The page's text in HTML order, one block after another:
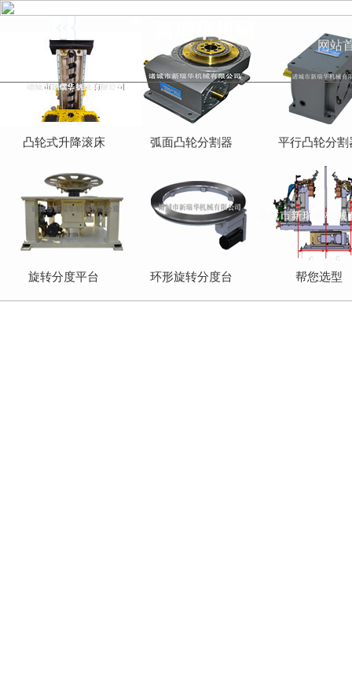
网站
凸轮式升降滚床 弧面凸轮分割器 平行凸轮分割
旋转分度平台 环形旋转分度台 帮您选型